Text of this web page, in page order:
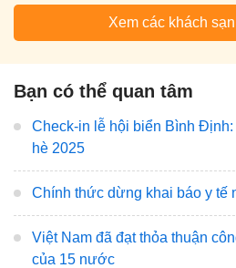
Xem các khách
Bạn có thể quan tâm
Check-in lễ hội biển Bình
hè 2025
Chính thức dừng khai báo y tế
Việt Nam đã đạt thỏa thuận
của 15 nước